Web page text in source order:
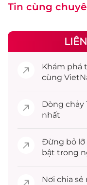
Tin cùng
Khám phá
cùng
Dòng chảy
nhất
Đừng bỏ lỡ
bật trong
Nơi chia